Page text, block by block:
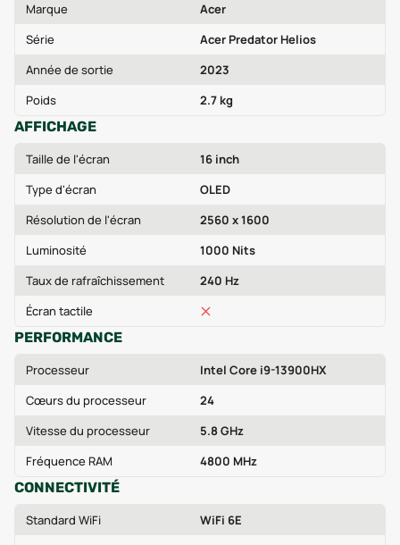
Marque
Acer
Série
Acer Predator Helios
Année de sortie
2023
Poids
2.7 kg
AFFICHAGE
Taille de l'écran
16 inch
Type d'écran
OLED
Résolution de l'écran
2560 x 1600
Luminosité
1000 Nits
Taux de rafraîchissement
240 Hz
Écran tactile
PERFORMANCE
Processeur
Intel Core i9-13900HX
Cœurs du processeur
24
Vitesse du processeur
5.8 GHz
Fréquence RAM
4800 MHz
CONNECTIVITÉ
Standard WiFi
WiFi 6E